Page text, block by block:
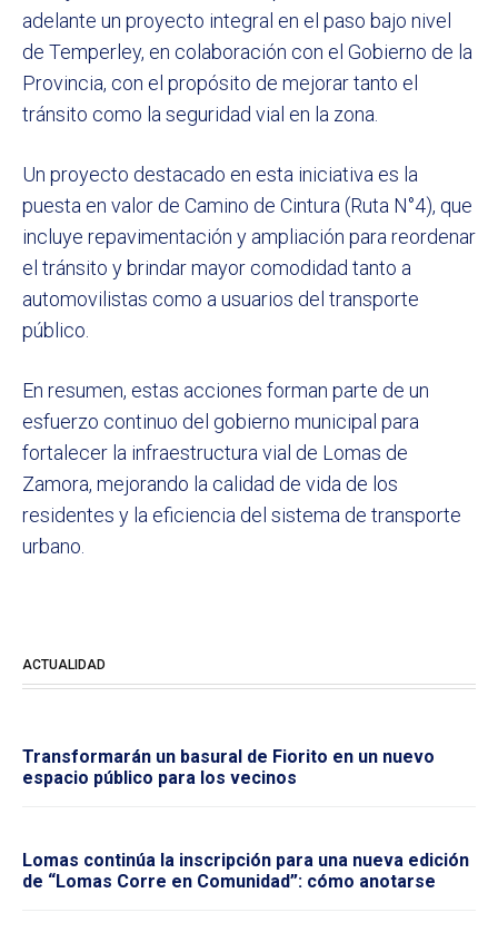
adelante un proyecto integral en el paso bajo nivel
de Temperley, en colaboración con el Gobierno de la
Provincia, con el propósito de mejorar tanto el
tránsito como la seguridad vial en la zona.
Un proyecto destacado en esta iniciativa es la
puesta en valor de Camino de Cintura (Ruta N°4), que
incluye repavimentación y ampliación para reordenar
el tránsito y brindar mayor comodidad tanto a
automovilistas como a usuarios del transporte
público.
En resumen, estas acciones forman parte de un
esfuerzo continuo del gobierno municipal para
fortalecer la infraestructura vial de Lomas de
Zamora, mejorando la calidad de vida de los
residentes y la eficiencia del sistema de transporte
urbano.
ACTUALIDAD
Transformarán un basural de Fiorito en un nuevo
espacio público para los vecinos
Lomas continúa la inscripción para una nueva edición
de “Lomas Corre en Comunidad”: cómo anotarse